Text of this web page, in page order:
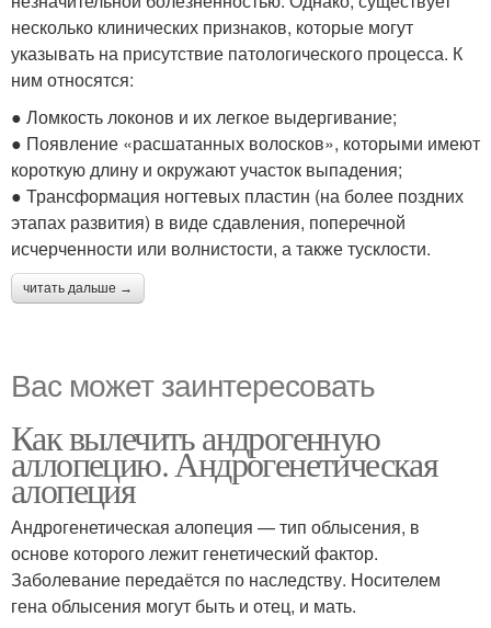
несколько клинических признаков, которые могут
указывать на присутствие патологического процесса. К
ним относятся:
● Ломкость локонов и их легкое выдергивание;
● Появление «расшатанных волосков», которыми имеют
короткую длину и окружают участок выпадения;
● Трансформация ногтевых пластин (на более поздних
этапах развития) в виде сдавления, поперечной
исчерченности или волнистости, а также тусклости.
читать дальше →
Вас может заинтересовать
Как вылечить андрогенную
аллопецию. Андрогенетическая
алопеция
Андрогенетическая алопеция — тип облысения, в
основе которого лежит генетический фактор.
Заболевание передаётся по наследству. Носителем
гена облысения могут быть и отец, и мать.